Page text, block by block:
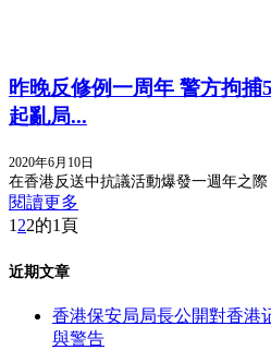
昨晚反修例一周年 警方拘捕
起亂局...
2020年6月10日
在香港反送中抗議活動爆發一週年之際
閱讀更多
1 22的1頁
近期文章
香港保安局局長公開對香港
與警告